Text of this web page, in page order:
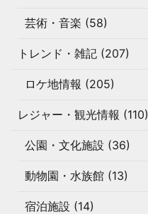
芸術・音楽 (58)
トレンド・雑記 (207)
ロケ地情報 (205)
レジャー・観光情報 (110)
公園・文化施設 (36)
動物園・水族館 (13)
宿泊施設 (14)